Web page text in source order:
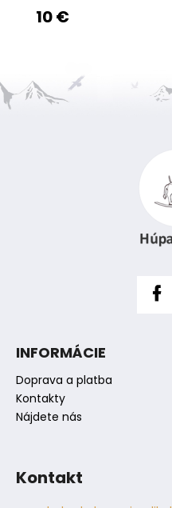
10 €
INFORMÁCIE
Doprava a platba
Kontakty
Nájdete nás
Kontakt